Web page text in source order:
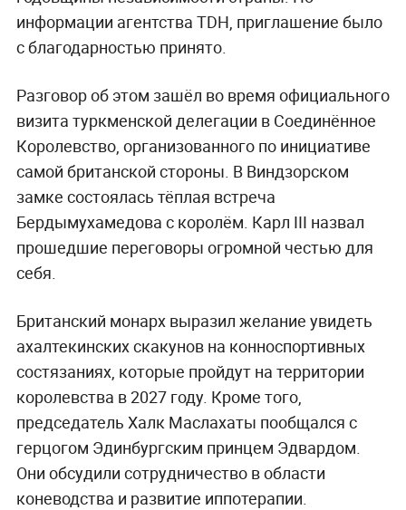
информации агентства TDH, приглашение было
с благодарностью принято.
Разговор об этом зашёл во время официального
визита туркменской делегации в Соединённое
Королевство, организованного по инициативе
самой британской стороны. В Виндзорском
замке состоялась тёплая встреча
Бердымухамедова с королём. Карл III назвал
прошедшие переговоры огромной честью для
себя.
Британский монарх выразил желание увидеть
ахалтекинских скакунов на конноспортивных
состязаниях, которые пройдут на территории
королевства в 2027 году. Кроме того,
председатель Халк Маслахаты пообщался с
герцогом Эдинбургским принцем Эдвардом.
Они обсудили сотрудничество в области
коневодства и развитие иппотерапии.